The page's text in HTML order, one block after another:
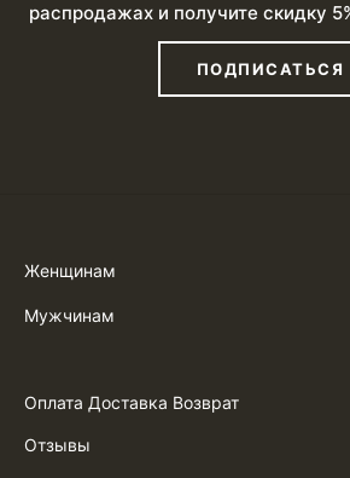
распродажах и получите скидку
ПОДПИСАТЬСЯ
Женщинам
Мужчинам
Оплата Доставка Возврат
Отзывы